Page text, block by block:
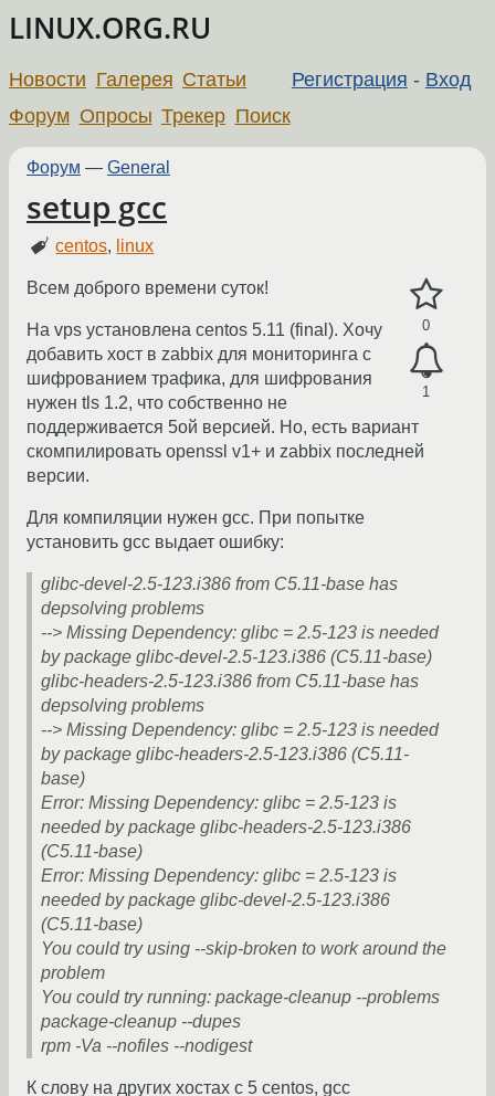
LINUX.ORG.RU
Регистрация - Вход
Новости Галерея Статьи
Форум Опросы Трекер Поиск
Форум — General
setup gcc
centos, linux
0
1
Всем доброго времени суток!
На vps установлена centos 5.11 (final). Хочу
добавить хост в zabbix для мониторинга с
шифрованием трафика, для шифрования
нужен tls 1.2, что собственно не
поддерживается 5ой версией. Но, есть вариант
скомпилировать openssl v1+ и zabbix последней
версии.
Для компиляции нужен gcc. При попытке
установить gcc выдает ошибку:
glibc-devel-2.5-123.i386 from C5.11-base has
depsolving problems
--> Missing Dependency: glibc = 2.5-123 is needed
by package glibc-devel-2.5-123.i386 (C5.11-base)
glibc-headers-2.5-123.i386 from C5.11-base has
depsolving problems
--> Missing Dependency: glibc = 2.5-123 is needed
by package glibc-headers-2.5-123.i386 (C5.11-
base)
Error: Missing Dependency: glibc = 2.5-123 is
needed by package glibc-headers-2.5-123.i386
(C5.11-base)
Error: Missing Dependency: glibc = 2.5-123 is
needed by package glibc-devel-2.5-123.i386
(C5.11-base)
You could try using --skip-broken to work around the
problem
You could try running: package-cleanup --problems
package-cleanup --dupes
rpm -Va --nofiles --nodigest
К слову на других хостах с 5 centos, gcc